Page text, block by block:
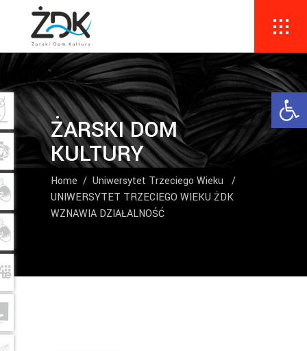
ŻARSKI DOM
KULTURY
Home / Uniwersytet Trzeciego Wieku
/
UNIWERSYTET TRZECIEGO WIEKU ŻDK
WZNAWIA DZIAŁALNOŚĆ